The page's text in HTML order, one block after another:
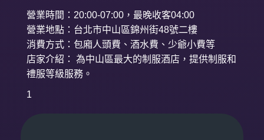
營業時間：20:00-07:00，最晚收客04:00
營業地點：台北市中山區錦州街48號二樓
消費方式：包廂人頭費、酒水費、少爺小費等
店家介紹： 為中山區最大的制服酒店，提供制服和
禮服等級服務。
1